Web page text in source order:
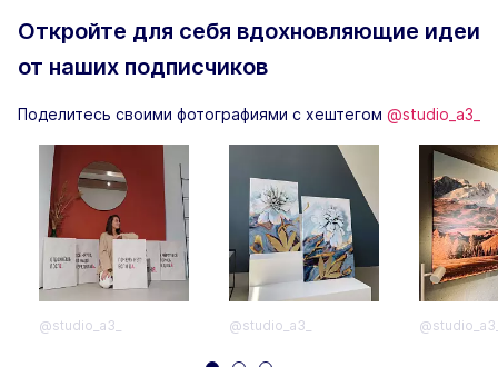
Откройте для себя вдохновляющие идеи
от наших подписчиков
Поделитесь своими фотографиями с хештегом @studio_a3_
@studio_a3_ @studio_a3_